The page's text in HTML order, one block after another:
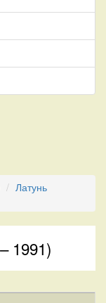
Латунь
1991)